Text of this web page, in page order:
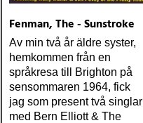
Fenman, The - Sunstroke
Av min två år äldre syster,
hemkommen från en
språkresa till Brighton på
sensommaren 1964, fick
jag som present två singlar
med Bern Elliott & The